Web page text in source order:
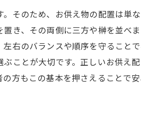
そのため、お供え物の配置は単
き、その両側に三方や榊を並べ
右のバランスや順序を守ること
ことが大切です。正しいお供え
方もこの基本を押さえることで安